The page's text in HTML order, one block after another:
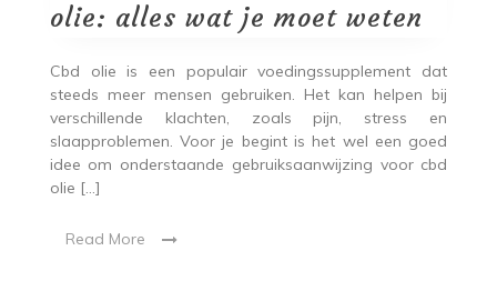
olie: alles wat je moet weten
Cbd olie is een populair voedingssupplement dat
steeds meer mensen gebruiken. Het kan helpen bij
verschillende klachten, zoals pijn, stress en
slaapproblemen. Voor je begint is het wel een goed
idee om onderstaande gebruiksaanwijzing voor cbd
olie […]
Read More